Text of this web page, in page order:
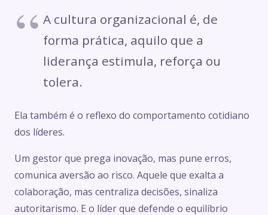
A cultura organizacional é, de
forma prática, aquilo que a
liderança estimula, reforça ou
tolera.
Ela também é o reflexo do comportamento cotidiano
dos líderes.
Um gestor que prega inovação, mas pune erros,
comunica aversão ao risco. Aquele que exalta a
colaboração, mas centraliza decisões, sinaliza
autoritarismo. E o líder que defende o equilíbrio